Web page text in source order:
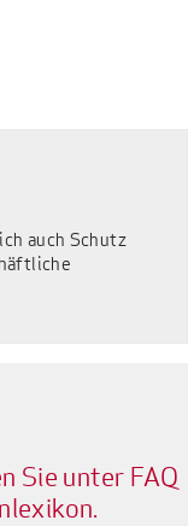
auch Schutz
Sie unter FAQ